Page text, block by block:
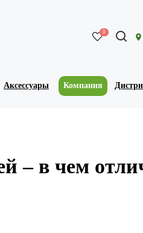
0
Аксессуары Компания
– в чем